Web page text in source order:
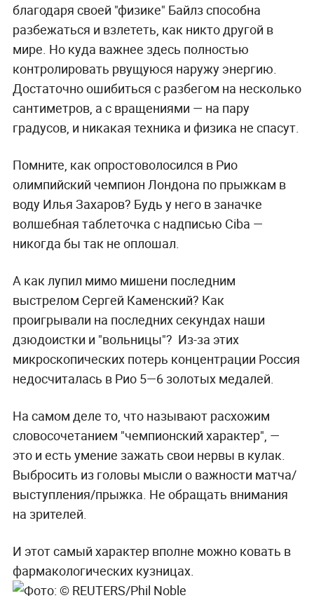
благодаря своей "физике" Байлз способна
разбежаться и взлететь, как никто другой в
мире. Но куда важнее здесь полностью
контролировать рвущуюся наружу энергию.
Достаточно ошибиться с разбегом на несколько
сантиметров, а с вращениями — на пару
градусов, и никакая техника и физика не спасут.
Помните, как опростоволосился в Рио
олимпийский чемпион Лондона по прыжкам в
воду Илья Захаров? Будь у него в заначке
волшебная таблеточка с надписью Ciba —
никогда бы так не оплошал.
А как лупил мимо мишени последним
выстрелом Сергей Каменский? Как
проигрывали на последних секундах наши
дзюдоистки и "вольницы"? Из-за этих
микроскопических потерь концентрации Россия
недосчиталась в Рио 5—6 золотых медалей.
На самом деле то, что называют расхожим
словосочетанием "чемпионский характер", —
это и есть умение зажать свои нервы в кулак.
Выбросить из головы мысли о важности матча/
выступления/прыжка. Не обращать внимания
на зрителей.
И этот самый характер вполне можно ковать в
фармакологических кузницах.